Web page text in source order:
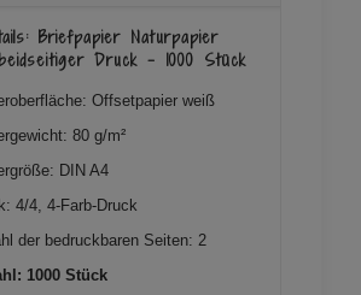
Briefpapier Naturpapier
Druck – 1000 Stück
Offsetpapier weiß
80 g/m²
DIN A4
4/4, 4-Farb-Druck
der bedruckbaren Seiten: 2
1000 Stück